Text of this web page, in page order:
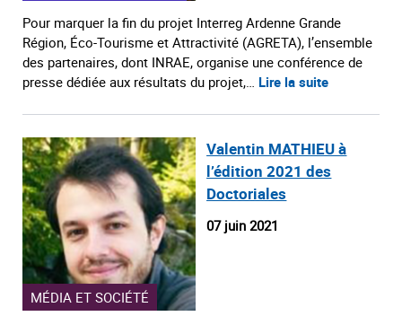
Pour marquer la fin du projet Interreg Ardenne Grande
Région, Éco-Tourisme et Attractivité (AGRETA), l’ensemble
des partenaires, dont INRAE, organise une conférence de
presse dédiée aux résultats du projet,… Lire la suite
MÉDIA ET SOCIÉTÉ
Valentin MATHIEU à
l’édition 2021 des
Doctoriales
07 juin 2021